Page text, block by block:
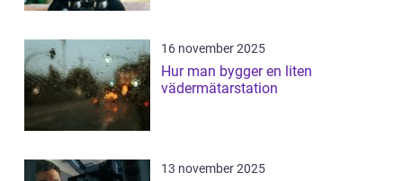
16 november 2025
Hur man bygger en liten
vädermätarstation
13 november 2025